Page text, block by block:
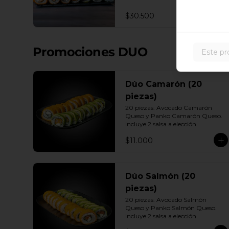
10 Envuelto Ciboulette -
Camarón, queso crema, cebollín.
Salmón, queso crema, cebollÍn
agridulce Bless + 6 palitos
$30.500
Promociones DUO
Dúo Camarón (20
piezas)
20 piezas: Avocado Camarón
Queso y Panko Camarón Queso.
Incluye 2 salsa a elección.
$11.000
Dúo Salmón (20
piezas)
20 piezas: Avocado Salmón
Queso y Panko Salmón Queso.
Incluye 2 salsa a elección.
Este